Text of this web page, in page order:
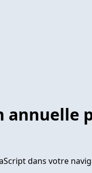
annuelle
dans votre